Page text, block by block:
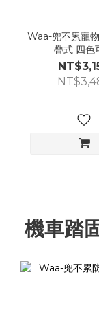
Waa-兜不累寵
疊式 四色
機車踏